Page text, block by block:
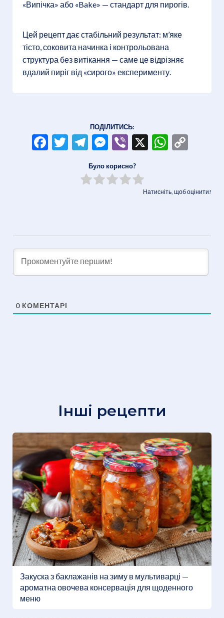
«Випічка» або «Bake» — стандарт для пирогів.
Цей рецепт дає стабільний результат: м’яке
тісто, соковита начинка і контрольована
структура без витікання — саме це відрізняє
вдалий пиріг від «сирого» експерименту.
ПОДІЛИТИСЬ:
Facebook
Twitter
Telegram
Messenger
Viber
X
Було корисно?
Натисніть, щоб оцінити!
0 КОМЕНТАРІ
Інші рецепти
Закуска з баклажанів на зиму в мультиварці —
ароматна овочева консервація для щоденного
меню